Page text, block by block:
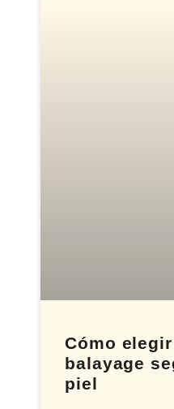
Cómo
balayage
piel